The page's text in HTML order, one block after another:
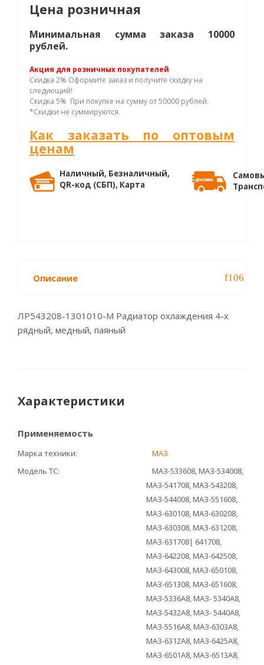
Цена розничная
Минимальная сумма заказа 10000
рублей.
Акция для розничных покупателей
Скидка 2% Оформите заказ и получите скидку на
следующий!
Скидка 5% При покупке на сумму от 50000 рублей.
*Скидки не суммируются.
Как заказать по оптовым
ценам
Наличный, Безналичный,
QR-код (СБП), Карта
Описание
ЛР543208-1301010-М Радиатор охлаждения 4-х
рядный, медный, паяный
Характеристики
Применяемость
Марка техники
МАЗ
Модель ТС
МАЗ-533608, МАЗ-534008,
МАЗ-541708, МАЗ-543208,
МАЗ-544008, МАЗ-551608,
МАЗ-630108, МАЗ-630208,
МАЗ-630308, МАЗ-631208,
МАЗ-631708| 641708,
МАЗ-642208, МАЗ-642508,
МАЗ-643008, МАЗ-650108,
МАЗ-651308, МАЗ-651608,
МАЗ-5336А8, МАЗ- 5340А8,
МАЗ-5432А8, МАЗ- 5440А8,
МАЗ-5516А8, МАЗ-6303А8,
МАЗ-6312А8, МАЗ-6425А8,
МАЗ-6501А8, МАЗ-6513А8,